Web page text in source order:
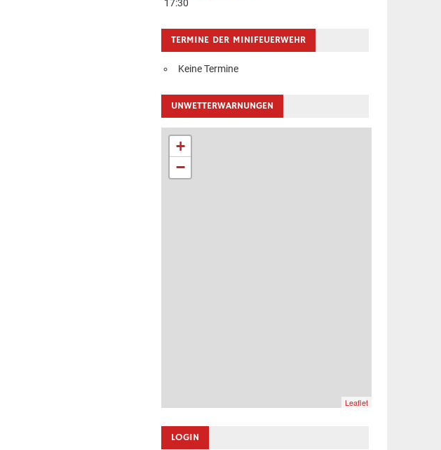
17:30
TERMINE DER MINIFEUERWEHR
Keine Termine
UNWETTERWARNUNGEN
+
−
Leaflet
LOGIN